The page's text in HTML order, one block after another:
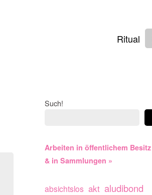
Ritual
Such!
Arbeiten in öffentlichem Besitz
& in Sammlungen »
absichtslos akt aludibond